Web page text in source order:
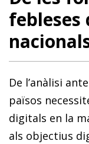
febleses
De l’anàlisi
països
digitals en la
als objectius